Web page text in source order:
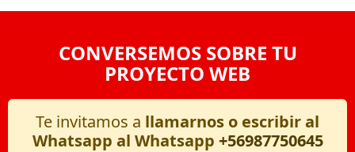
CONVERSEMOS SOBRE TU
PROYECTO WEB
Te invitamos a llamarnos o escribir al
Whatsapp al Whatsapp +56987750645